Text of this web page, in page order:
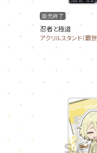
販売終了
忍者と極道
アクリルスタンド（覇